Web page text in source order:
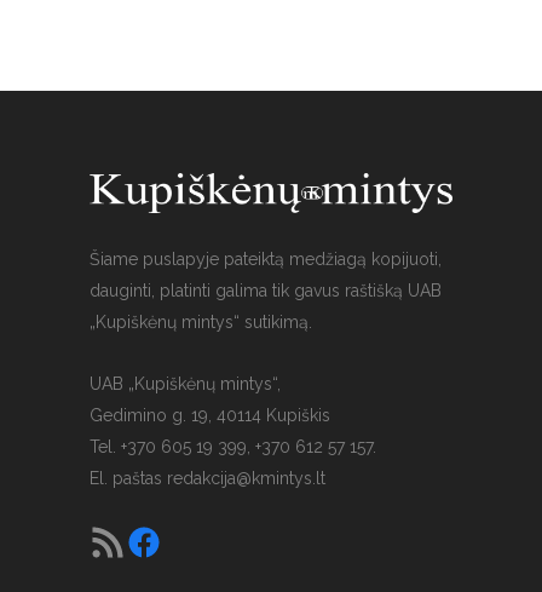
Šiame puslapyje pateiktą medžiagą kopijuoti,
dauginti, platinti galima tik gavus raštišką UAB
„Kupiškėnų mintys“ sutikimą.
UAB „Kupiškėnų mintys“,
Gedimino g. 19, 40114 Kupiškis
Tel. +370 605 19 399, +370 612 57 157.
El. paštas redakcija@kmintys.lt